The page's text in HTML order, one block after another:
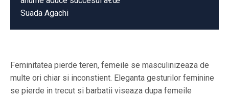
Suada Agachi
Feminitatea pierde teren, femeile se masculinizeaza de
multe ori chiar si inconstient. Eleganta gesturilor feminine
se pierde in trecut si barbatii viseaza dupa femeile